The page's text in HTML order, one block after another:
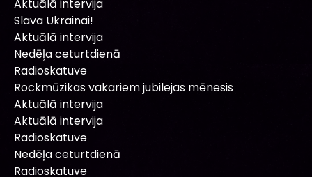
Aktuālā intervija
Slava Ukrainai!
Aktuālā intervija
Nedēļa ceturtdienā
Radioskatuve
Rockmūzikas vakariem jubilejas mēnesis
Aktuālā intervija
Aktuālā intervija
Radioskatuve
Nedēļa ceturtdienā
Radioskatuve